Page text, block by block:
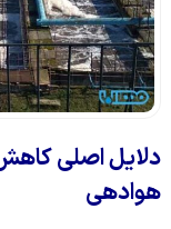
دلایل اصلی
هوادهی